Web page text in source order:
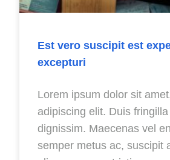
Est vero suscipit est
excepturi
Lorem ipsum dolor sit
adipiscing elit. Duis
dignissim. Maecenas vel
semper metus ac, suscipit